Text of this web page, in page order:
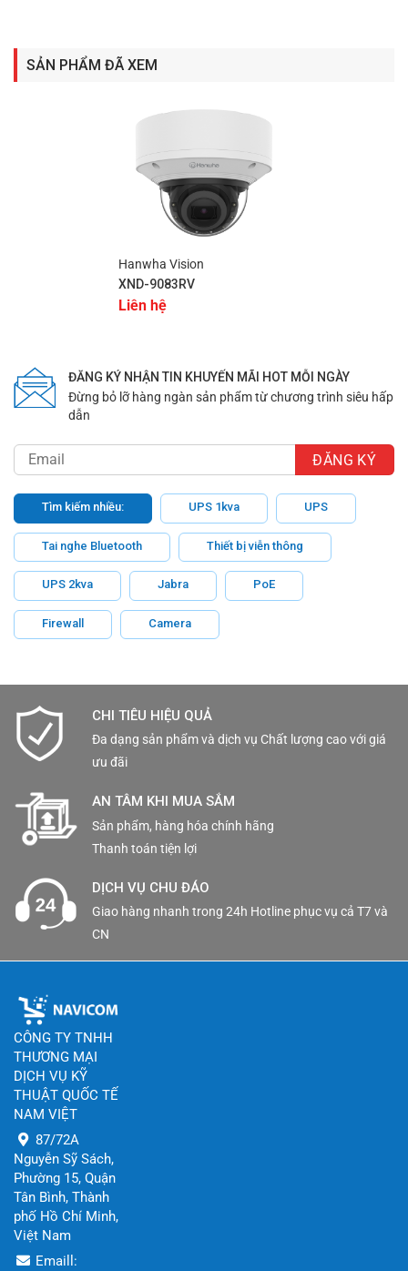
môi trường ánh sáng phức tạp.
Bảo vệ chống nước và chống va đập:
và IK10 bảo vệ camera khỏi các yếu tố bên ngoài, tăng
độ bền và tuổi thọ sản phẩm.
Datasheet tài liệu thông số kỹ thuật
SẢN PHẨM ĐÃ XEM
Hanwha Vision
XND-9083RV
Liên hệ
ĐĂNG KÝ NHẬN TIN KHUYẾN MÃI HOT MỖI NGÀY
Đừng bỏ lỡ hàng ngàn sản phẩm từ chương trình siêu hấp
dẫn
Tìm kiếm nhiều: UPS 1kva UPS
Tai nghe Bluetooth Thiết bị viễn thông
UPS 2kva Jabra PoE
Firewall Camera
CHI TIÊU HIỆU QUẢ
Đa dạng sản phẩm và dịch vụ Chất lượng cao với giá
ưu đãi
AN TÂM KHI MUA SẮM
Sản phẩm, hàng hóa chính hãng
Thanh toán tiện lợi
DỊCH VỤ CHU ĐÁO
Giao hàng nhanh trong 24h Hotline phục vụ cả T7 và
CN
CÔNG TY TNHH
THƯƠNG MẠI
DỊCH VỤ KỸ
THUẬT QUỐC TẾ
NAM VIỆT
87/72A
Nguyễn Sỹ Sách,
Phường 15, Quận
Tân Bình, Thành
phố Hồ Chí Minh,
Việt Nam
Emaill: